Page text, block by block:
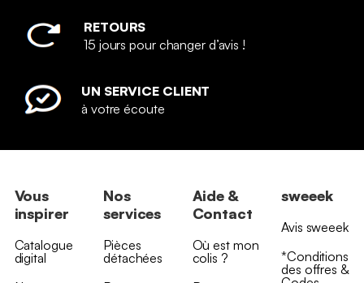
RETOURS
15 jours pour changer d’avis !
UN SERVICE CLIENT
à votre écoute
Vous
inspirer
Catalogue
digital
Nos
services
Pièces
détachées
Aide &
Contact
Où est mon
colis ?
sweeek
Avis sweeek
*Conditions
des offres &